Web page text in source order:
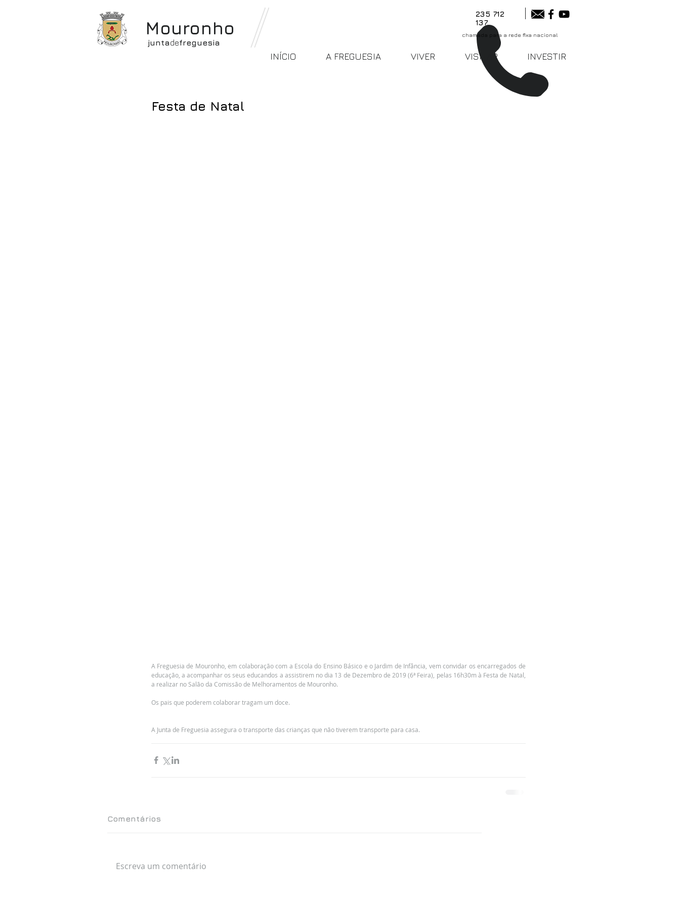
Mouronho
juntadefreguesia
235 712
137
chamada para a rede fixa nacional
INÍCIO A FREGUESIA VIVER VISITAR INVESTIR
Festa de Natal
A Freguesia de Mouronho, em colaboração com a Escola do Ensino Básico e o Jardim de Infância, vem convidar os encarregados de
educação, a acompanhar os seus educandos a assistirem no dia 13 de Dezembro de 2019 (6ª Feira), pelas 16h30m à Festa de Natal,
a realizar no Salão da Comissão de Melhoramentos de Mouronho.
Os pais que poderem colaborar tragam um doce.
A Junta de Freguesia assegura o transporte das crianças que não tiverem transporte para casa.
Comentários
Escreva um comentário